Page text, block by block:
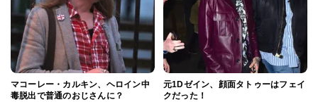
マコーレー・カルキン、ヘロイン中
毒脱出で普通のおじさんに？
元1Dゼイン、顔面タトゥーはフェイ
クだった！